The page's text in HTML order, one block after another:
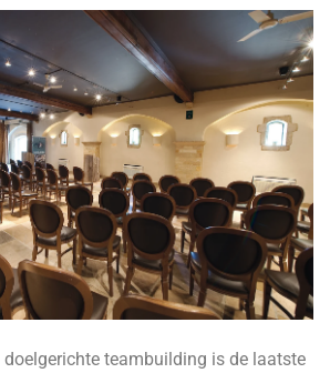
doelgerichte teambuilding is de laatste